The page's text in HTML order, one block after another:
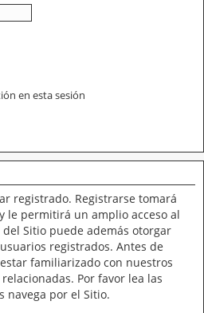
en esta sesión
registrado. Registrarse tomará
le permitirá un amplio acceso al
Sitio puede además otorgar
registrados. Antes de
familiarizado con nuestros
Por favor lea las
navega por el Sitio.